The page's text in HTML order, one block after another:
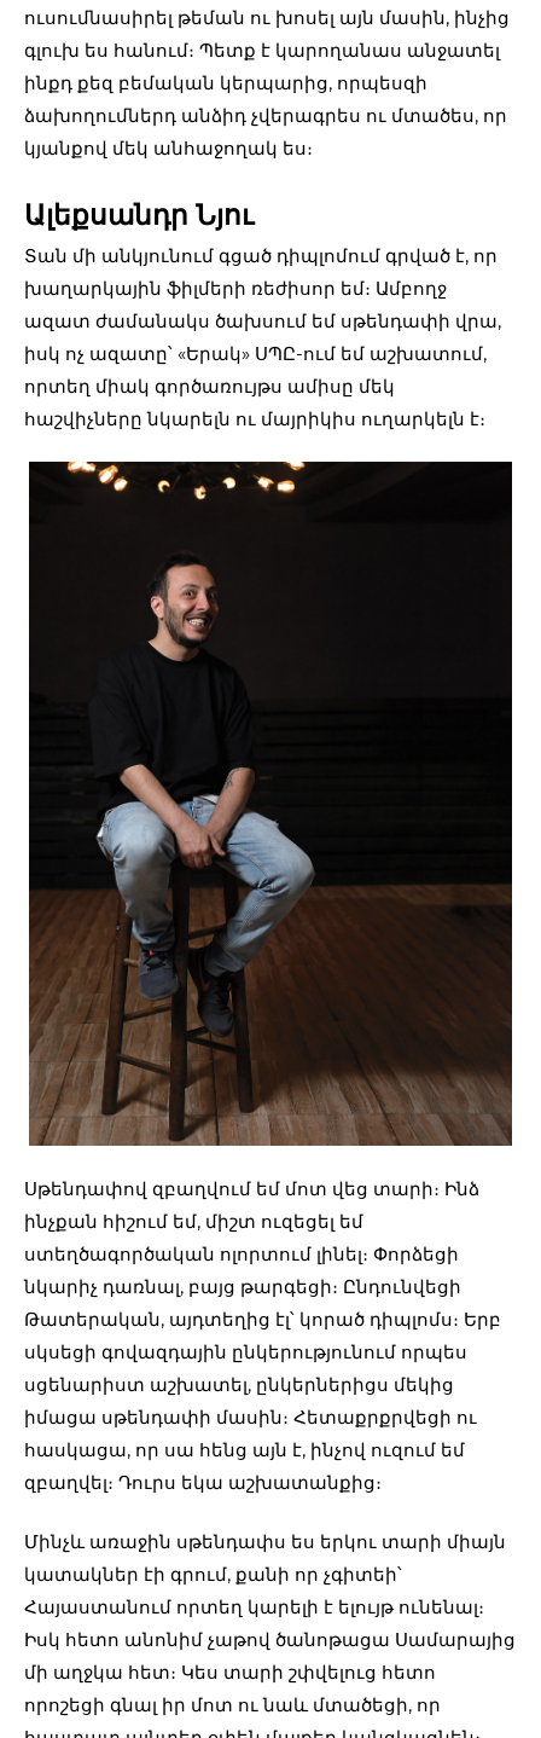
ուսումնասիրել թեման ու խոսել այն մասին, ինչից
գլուխ ես հանում։ Պետք է կարողանաս անջատել
ինքդ քեզ բեմական կերպարից, որպեսզի
ձախողումներդ անձիդ չվերագրես ու մտածես, որ
կյանքով մեկ անհաջողակ ես։
Ալեքսանդր Նյու
Տան մի անկյունում գցած դիպլոմում գրված է, որ
խաղարկային ֆիլմերի ռեժիսոր եմ։ Ամբողջ
ազատ ժամանակս ծախսում եմ սթենդափի վրա,
իսկ ոչ ազատը՝ «Երակ» ՍՊԸ-ում եմ աշխատում,
որտեղ միակ գործառույթս ամիսը մեկ
հաշվիչները նկարելն ու մայրիկիս ուղարկելն է։
Սթենդափով զբաղվում եմ մոտ վեց տարի։ Ինձ
ինչքան հիշում եմ, միշտ ուզեցել եմ
ստեղծագործական ոլորտում լինել։ Փորձեցի
նկարիչ դառնալ, բայց թարգեցի։ Ընդունվեցի
Թատերական, այդտեղից էլ՝ կորած դիպլոմս։ Երբ
սկսեցի գովազդային ընկերությունում որպես
սցենարիստ աշխատել, ընկերներիցս մեկից
իմացա սթենդափի մասին։ Հետաքրքրվեցի ու
հասկացա, որ սա հենց այն է, ինչով ուզում եմ
զբաղվել։ Դուրս եկա աշխատանքից։
Մինչև առաջին սթենդափս ես երկու տարի միայն
կատակներ էի գրում, քանի որ չգիտեի՝
Հայաստանում որտեղ կարելի է ելույթ ունենալ։
Իսկ հետո անոնիմ չաթով ծանոթացա Սամարայից
մի աղջկա հետ։ Կես տարի շփվելուց հետո
որոշեցի գնալ իր մոտ ու նաև մտածեցի, որ